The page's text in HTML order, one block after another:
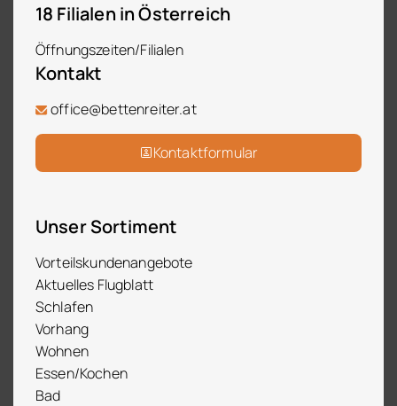
18 Filialen in Österreich
Öffnungszeiten/Filialen
Kontakt
office@bettenreiter.at
Kontaktformular
Unser Sortiment
Vorteilskundenangebote
Aktuelles Flugblatt
Schlafen
Vorhang
Wohnen
Essen/Kochen
Bad